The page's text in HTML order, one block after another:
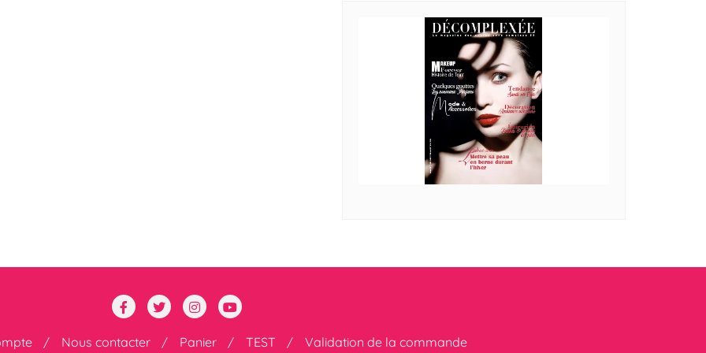
Nous contacter Panier TEST Validation de la commande